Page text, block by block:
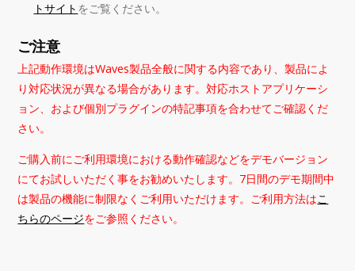
トサイト をご覧ください。
ご注意
上記動作環境はWaves製品全般に関する内容であり、製品によ
り対応状況が異なる場合があります。対応ホストアプリケーシ
ョン、および個別プラグインの特記事項を合わせてご確認くだ
さい。
ご購入前にご利用環境における動作確認などをデモバージョン
にてお試しいただく事をお勧めいたします。7日間のデモ期間中
は製品の機能に制限なくご利用いただけます。ご利用方法はこ
ちらのページをご参照ください。